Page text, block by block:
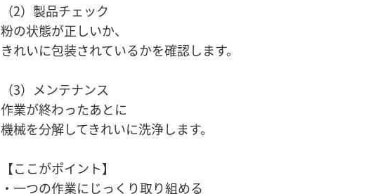
（2）製品チェック
粉の状態が正しいか、
きれいに包装されているかを確認します。
（3）メンテナンス
作業が終わったあとに
機械を分解してきれいに洗浄します。
【ここがポイント】
・一つの作業にじっくり取り組める